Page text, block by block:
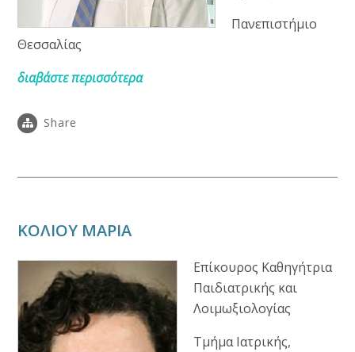
Πανεπιστήμιο
Θεσσαλίας
διαβάστε περισσότερα
Share
ΚΟΛΙΟΥ ΜΑΡΙΑ
Επίκουρος Καθηγήτρια
Παιδιατρικής και
Λοιμωξιολογίας
Τμήμα Ιατρικής,